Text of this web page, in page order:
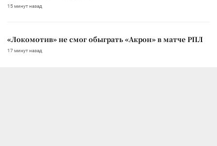
15 минут назад
«Локомотив» не смог обыграть «Акрон» в матче РПЛ
17 минут назад